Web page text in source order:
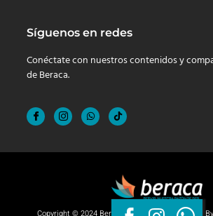
Síguenos en redes
Conéctate con nuestros contenidos y
de Beraca.
Copyright © 2024 Beraca, Derechos reservados. By